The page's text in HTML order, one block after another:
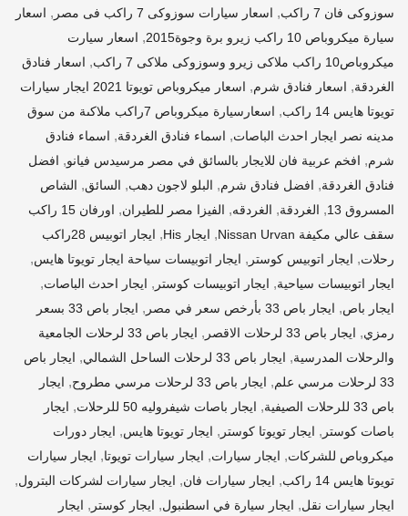
سوزوكى فان 7 راكب
, اسعار سيارات سوزوكى 7 راكب فى مصر , اسعار
سيارة ميكروباص 10 راكب زيرو برة وجوة2015
, اسعار سيارت
ميكروباص10 راكب ملاكى زيرو وسوزوكى ملاكى 7 راكب
, اسعار فنادق
الغردقة, اسعار فنادق شرم,
اسعار ميكروباص تويوتا 2021 ايجار سيارات
تويوتا هايس 14 راكب
,
اسعارسيارة ميكروباص 7راكب ملاكىة من سوق
مدينه نصر ايجار احدث الباصات, اسماء فنادق الغردقة, اسماء فنادق
شرم, افخم عربية فان للايجار بالسائق في مصر مرسيدس فيانو, افضل
فنادق الغردقة, افضل فنادق شرم, البلو لاجون دهب, السائق, الشاص
المسروق 13
, الغردقة, الغردقه, الفيزا مصر للطيران,
اورفان 15 راكب
سقف عالي مكيفة Nissan Urvan
, ايجار His ,
ايجار اتوبيس 28راكب
رحلات, ايجار اتوبيس كوستر , ايجار اتوبيسات سياحة ايجار تويوتا هايس,
ايجار اتوبيسات سياحية, ايجار اتوبيسات كوستر , ايجار احدث الباصات,
ايجار باص, ايجار باص 33 بأرخص سعر في مصر ,
ايجار باص 33 بسعر
رمزي, ايجار باص 33 لرحلات الاقصر ,
ايجار باص 33 لرحلات الجامعية
والرحلات المدرسية, ايجار باص 33 لرحلات الساحل الشمالي , ايجار باص
33 لرحلات مرسي علم
, ايجار باص 33 لرحلات مرسي مطروح , ايجار
باص 33 للرحلات الصيفية
, ايجار باصات شيفروليه 50 للرحلات , ايجار
باصات كوستر , ايجار تويوتا كوستر , ايجار تويوتا هايس, ايجار دورات
ميكروباص للشركات, ايجار سيارات, ايجار سيارات تويوتا, ايجار سيارات
تويوتا هايس 14 راكب
, ايجار سيارات فان, ايجار سيارات لشركات البترول,
ايجار سيارات نقل, ايجار سيارة في اسطنبول, ايجار كوستر , ايجار